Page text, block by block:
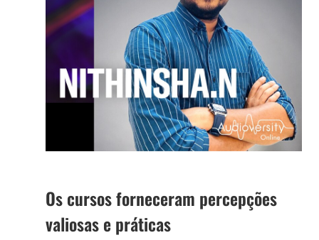
Os cursos forneceram percepções
valiosas e práticas